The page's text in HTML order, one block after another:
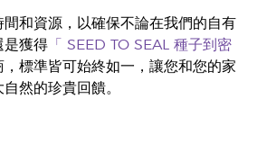
和資源，以確保不論在我們的自有
是獲得 「
SEED TO SEAL 種子到密
，標準皆可始終如一，讓您和您的家
然的珍貴回饋。